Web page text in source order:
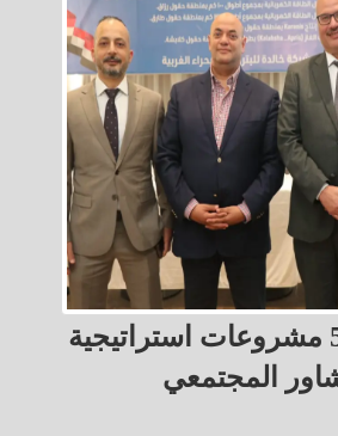
خالدة تستعرض 5 مشروعات استراتيجية
المجتمعي